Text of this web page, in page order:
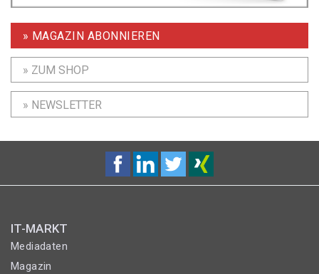
» MAGAZIN ABONNIEREN
» ZUM SHOP
» NEWSLETTER
IT-MARKT
Mediadaten
Magazin